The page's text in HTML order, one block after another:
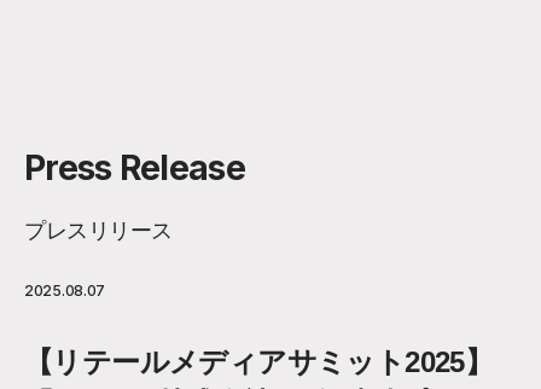
Press Release
プレスリリース
2025.08.07
【リテールメディアサミット2025】